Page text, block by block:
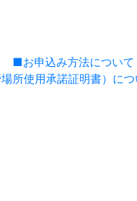
■お申込み方法について
所使用承諾証明書）につ